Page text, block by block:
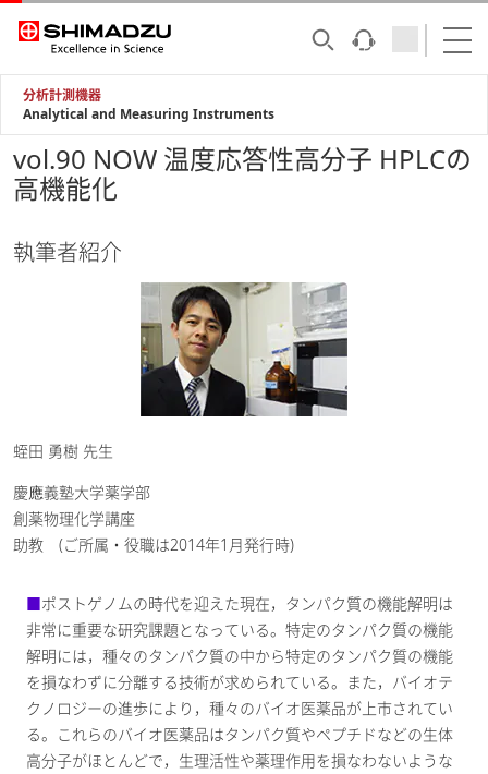
分析計測機器
Analytical and Measuring Instruments
vol.90 NOW 温度応答性高分子 HPLCの
高機能化
執筆者紹介
蛭田 勇樹 先生
慶應義塾大学薬学部
創薬物理化学講座
助教 (ご所属・役職は2014年1月発行時)
■ポストゲノムの時代を迎えた現在，タンパク質の機能解明は
非常に重要な研究課題となっている。特定のタンパク質の機能
解明には，種々のタンパク質の中から特定のタンパク質の機能
を損なわずに分離する技術が求められている。また，バイオテ
クノロジーの進歩により，種々のバイオ医薬品が上市されてい
る。これらのバイオ医薬品はタンパク質やペプチドなどの生体
高分子がほとんどで，生理活性や薬理作用を損なわないような